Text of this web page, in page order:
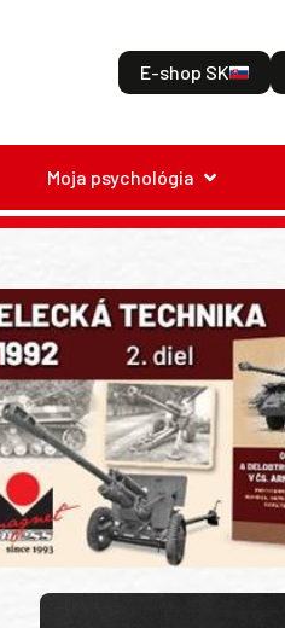
E-shop SK
Moja psychológia